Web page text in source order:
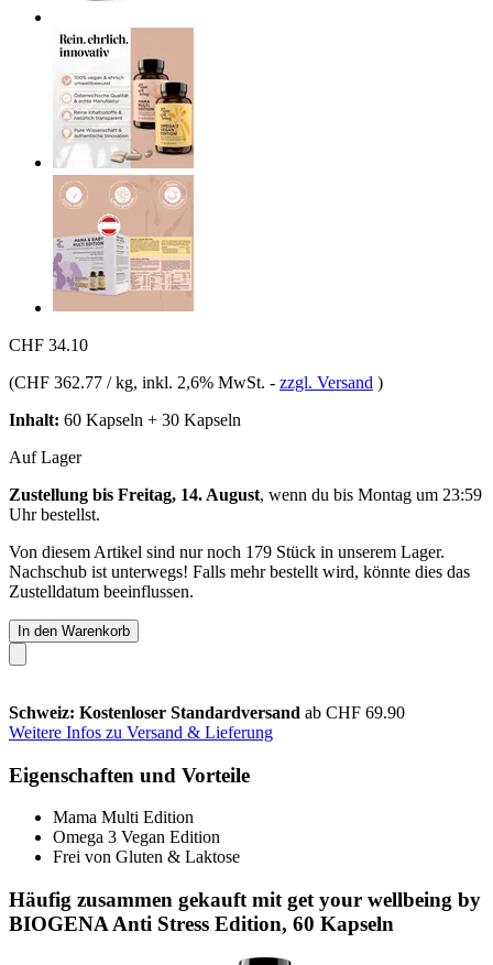
CHF 34.10
(CHF 362.77 / kg, inkl. 2,6% MwSt. - zzgl. Versand )
Inhalt: 60 Kapseln + 30 Kapseln
Auf Lager
Zustellung bis Freitag, 14. August, wenn du bis Montag um 23:59
Uhrbestellst.
Von diesem Artikel sind nur noch 179 Stück in unserem Lager.
Nachschub ist unterwegs! Falls mehr bestellt wird, könnte dies das
Zustelldatum beeinflussen.
In den Warenkorb
Schweiz: Kostenloser Standardversand ab CHF 69.90
Weitere Infos zu Versand & Lieferung
Eigenschaften und Vorteile
Mama Multi Edition
Omega 3 Vegan Edition
Frei von Gluten & Laktose
Häufig zusammen gekauft mit get your wellbeing by
BIOGENA Anti Stress Edition, 60 Kapseln